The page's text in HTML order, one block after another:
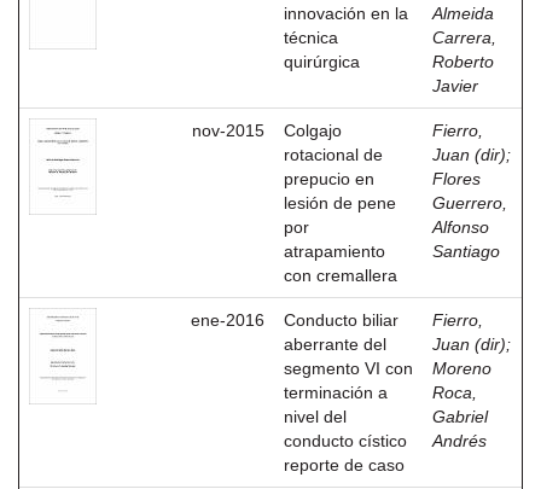
innovación en la
técnica
quirúrgica
Almeida
Carrera,
Roberto
Javier
nov-2015
Colgajo
rotacional de
prepucio en
lesión de pene
por
atrapamiento
con cremallera
Fierro,
Juan (dir);
Flores
Guerrero,
Alfonso
Santiago
ene-2016
Conducto biliar
aberrante del
segmento VI con
terminación a
nivel del
conducto cístico
reporte de caso
Fierro,
Juan (dir);
Moreno
Roca,
Gabriel
Andrés